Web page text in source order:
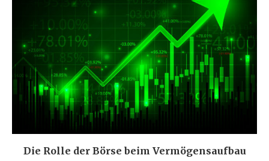
Die Rolle der Börse beim Vermögensaufbau